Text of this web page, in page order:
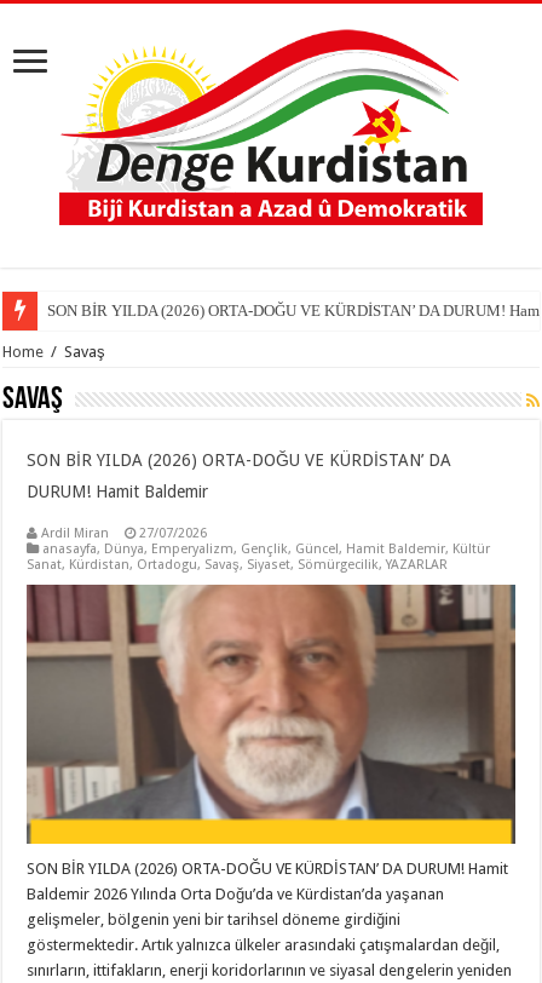
SON BİR YILDA (2026) ORTA-DOĞU VE KÜRDİSTAN’ DA DURUM!
EMPERYALİST YENİDEN PAYLAŞIM SİLAHLANMA VE YENİ SAVAŞ
Home / Savaş
Savaş
SON BİR YILDA (2026) ORTA-DOĞU VE KÜRDİSTAN’ DA
DURUM! Hamit Baldemir
Ardil Miran
27/07/2026
anasayfa, Dünya, Emperyalizm, Gençlik, Güncel, Hamit Baldemir, Kültür
Sanat, Kürdistan, Ortadogu, Savaş, Siyaset, Sömürgecilik,YAZARLAR
SON BİR YILDA (2026) ORTA-DOĞU VE KÜRDİSTAN’ DA DURUM! Hamit
Baldemir 2026 Yılında Orta Doğu’da ve Kürdistan’da yaşanan
gelişmeler, bölgenin yeni bir tarihsel döneme girdiğini
göstermektedir. Artık yalnızca ülkeler arasındaki çatışmalardan değil,
sınırların, ittifakların, enerji koridorlarının ve siyasal dengelerin yeniden